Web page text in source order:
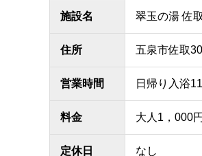
施設名 翠玉の湯 佐
住所 五泉市佐取
営業時間 日帰り入浴
料金 大人1，000
定休日 なし